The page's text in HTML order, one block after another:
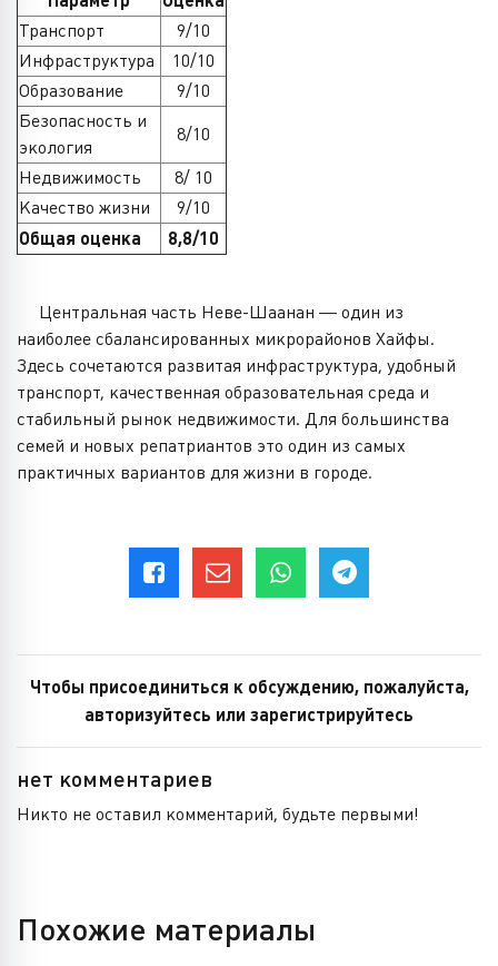
Транспорт
9/10
Инфраструктура
10/10
Образование
9/10
Безопасность и
экология
8/10
Недвижимость
8/ 10
Качество жизни
9/10
Общая оценка 8,8/10
Центральная часть Неве-Шаанан — один из
наиболее сбалансированных микрорайонов Хайфы.
Здесь сочетаются развитая инфраструктура, удобный
транспорт, качественная образовательная среда и
стабильный рынок недвижимости. Для большинства
семей и новых репатриантов это один из самых
практичных вариантов для жизни в городе.
Чтобы присоединиться к обсуждению, пожалуйста,
авторизуйтесь или зарегистрируйтесь
нет комментариев
Никто не оставил комментарий, будьте первыми!
Похожие материалы